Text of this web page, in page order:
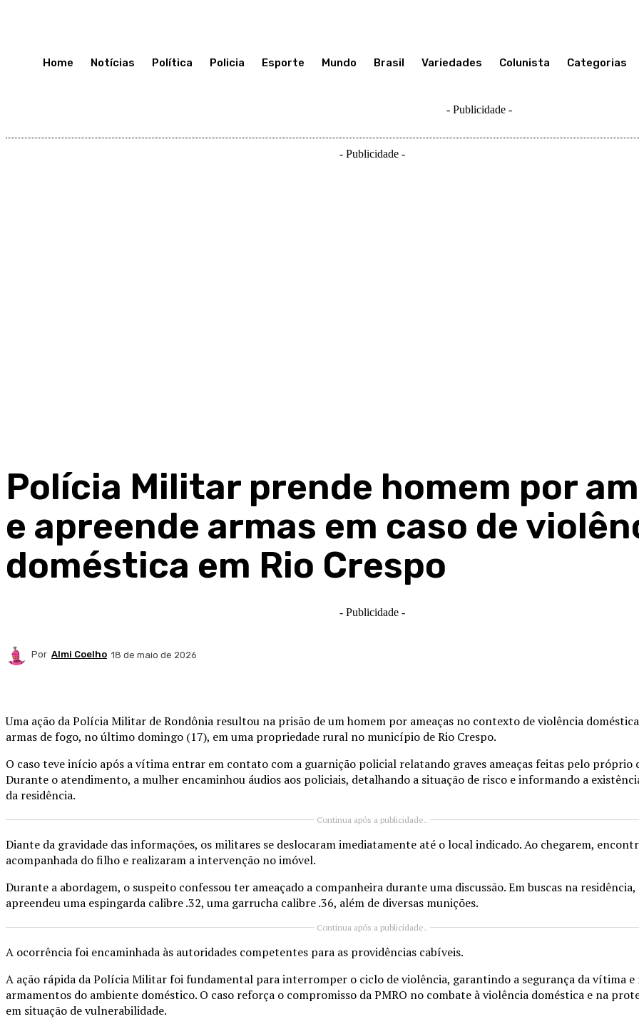
Home Notícias Política Policia Esporte Mundo Brasil Variedades Colunista Categorias
- Publicidade -
- Publicidade -
Polícia Militar prende homem por
e apreende armas em caso de
doméstica em Rio Crespo
- Publicidade -
Por Almi Coelho 18 de maio de 2026
Uma ação daPolícia Militar de Rondônia resultou na prisão de um homem por ameaças no contexto de violência
armas de fogo, no último domingo (17), em uma propriedade rural no município deRio Crespo.
O caso teve início após a vítima entrar em contato com a guarnição policial relatando graves ameaças feitas pelo próprio
Durante o atendimento, a mulher encaminhou áudios aos policiais, detalhando a situação de risco e informando a
da residência.
Continua após a publicidade..
Diante da gravidade das informações, os militares se deslocaram imediatamente até o local indicado. Ao chegarem,
acompanhada do filho e realizaram a intervenção no imóvel.
Durante a abordagem, o suspeito confessou ter ameaçado a companheira durante uma discussão. Em buscas na
apreendeu uma espingarda calibre .32, uma garrucha calibre .36, além de diversas munições.
Continua após a publicidade..
A ocorrência foi encaminhada às autoridades competentes para as providências cabíveis.
A ação rápida da Polícia Militar foi fundamental para interromper o ciclo de violência, garantindo a segurança da vítima
armamentos do ambiente doméstico. O caso reforça o compromisso da PMRO no combate à violência doméstica e na
em situação de vulnerabilidade.